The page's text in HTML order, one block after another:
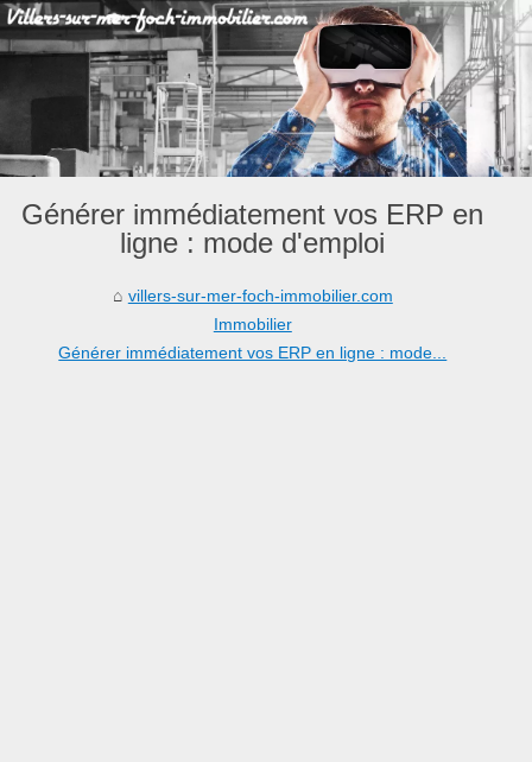
Générer immédiatement vos ERP en
ligne : mode d'emploi
villers-sur-mer-foch-immobilier.com
Immobilier
Générer immédiatement vos ERP en ligne : mode...